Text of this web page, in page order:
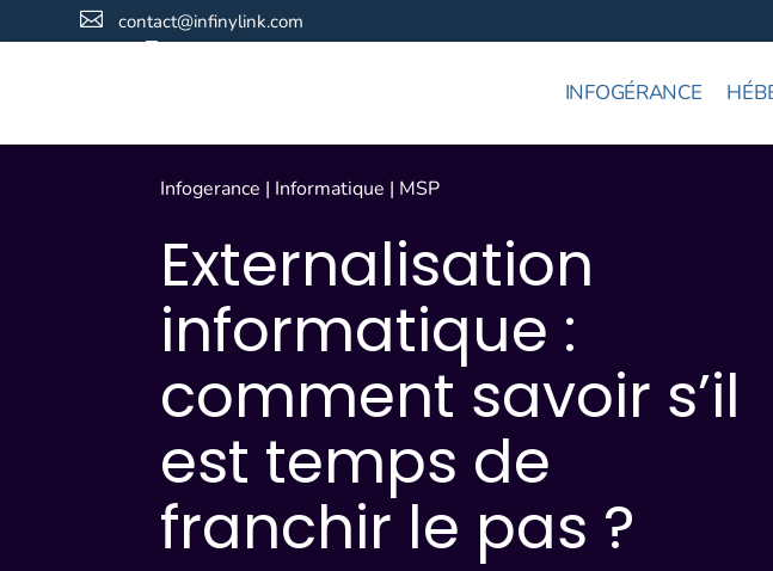
 contact@infinylink.com
INFOGÉRANCE
Infogerance | Informatique | MSP
Externalisation
informatique :
comment savoir s’il
est temps de
franchir le pas ?